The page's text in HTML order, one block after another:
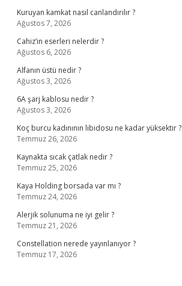
Kuruyan kamkat nasıl canlandırılır ?
Ağustos 7, 2026
Cahiz’in eserleri nelerdir ?
Ağustos 6, 2026
Alfanın üstü nedir ?
Ağustos 3, 2026
6A şarj kablosu nedir ?
Ağustos 3, 2026
Koç burcu kadınının libidosu ne kadar yüksektir ?
Temmuz 26, 2026
Kaynakta sıcak çatlak nedir ?
Temmuz 25, 2026
Kaya Holding borsada var mı ?
Temmuz 24, 2026
Alerjik solunuma ne iyi gelir ?
Temmuz 21, 2026
Constellation nerede yayınlanıyor ?
Temmuz 17, 2026